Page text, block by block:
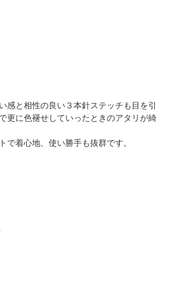
感と相性の良い３本針ステッチも目を引
更に色褪せしていったときのアタリが綺
で着心地、使い勝手も抜群です。